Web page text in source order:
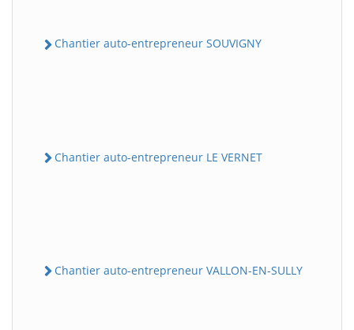
Chantier auto-entrepreneur SOUVIGNY
Chantier auto-entrepreneur LE VERNET
Chantier auto-entrepreneur VALLON-EN-SULLY